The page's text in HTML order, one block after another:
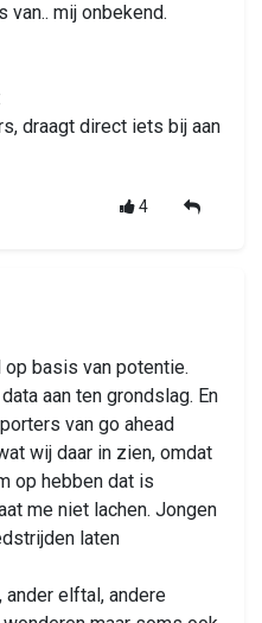
van.. mij onbekend.
draagt direct iets bij aan
4
basis van potentie.
aan ten grondslag. En
van go ahead
wij daar in zien, omdat
op hebben dat is
me niet lachen. Jongen
laten
ander elftal, andere